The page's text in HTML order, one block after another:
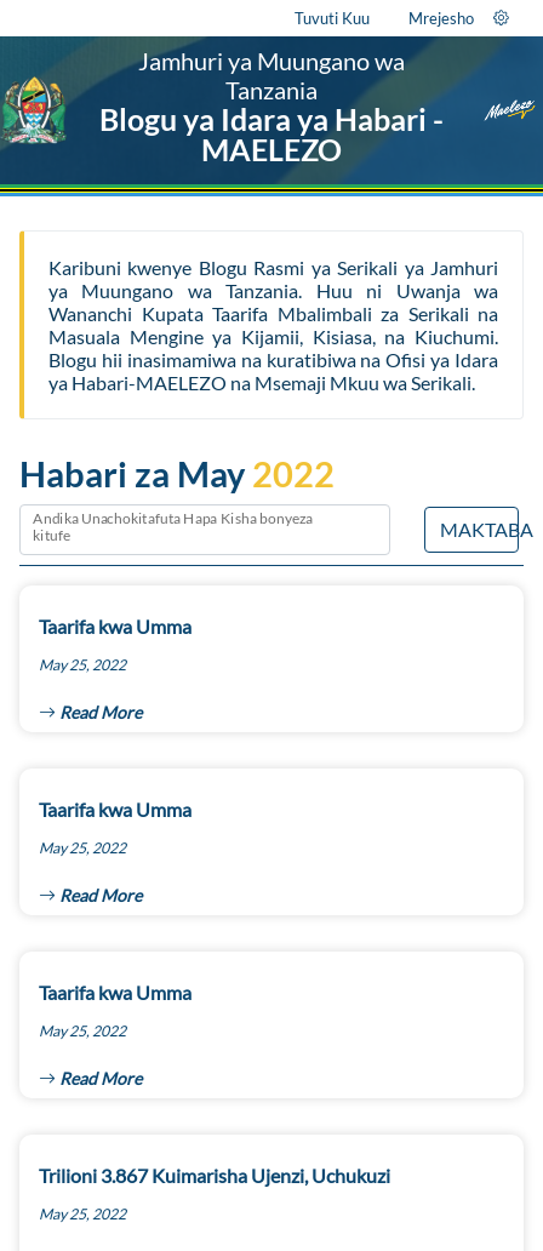
Tuvuti Kuu Mrejesho
Jamhuri ya Muungano wa
Tanzania
Blogu ya Idara ya Habari -
MAELEZO
Karibuni kwenye Blogu Rasmi ya Serikali ya Jamhuri
ya Muungano wa Tanzania. Huu ni Uwanja wa
Wananchi Kupata Taarifa Mbalimbali za Serikali na
Masuala Mengine ya Kijamii, Kisiasa, na Kiuchumi.
Blogu hii inasimamiwa na kuratibiwa na Ofisi ya Idara
ya Habari-MAELEZO na Msemaji Mkuu wa Serikali.
Habari za May2022
Andika Unachokitafuta Hapa Kisha bonyeza
kitufe
MAKTABA
Taarifa kwa Umma
May 25, 2022
Read More
Taarifa kwa Umma
May 25, 2022
Read More
Taarifa kwa Umma
May 25, 2022
Read More
Trilioni 3.867 Kuimarisha Ujenzi, Uchukuzi
May 25, 2022